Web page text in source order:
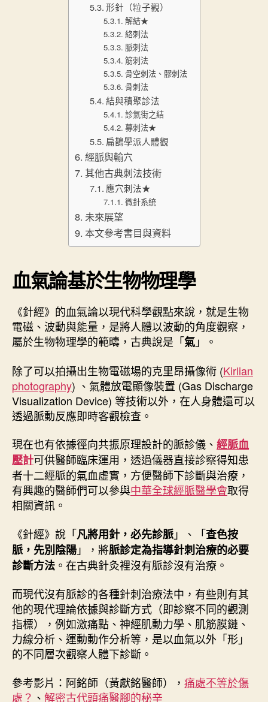
形針（粒子觀）
解結★
絡刺法
脈刺法
筋刺法
骨空刺法、髎刺法
骨刺法
結與積聚診法
診氣街之結
募刺法★
扁鵲學派人體觀
經脈與輸穴
其他古典刺法技術
應穴刺法★
微針系統
未來展望
本文參考書目與資料
血氣論基於生物物理學
《針經》的血氣論以現代科學觀點來說，就是生物
電磁、波動與能量，是將人體以波動的角度觀察，
屬於生物物理學的範疇，古典說是「氣」。
除了可以拍攝出生物電磁場的克里昂攝像術 (Kirlian
photography) 、氣體放電顯像裝置 (Gas Discharge
Visualization Device) 等技術以外，在人身體還可以
透過脈動反應即時客觀檢查。
現在也有依據徑向共振原理設計的脈診儀、 經脈血
壓計可供醫師臨床運用，透過儀器直接診察得知患
者十二經脈的氣血虛實，方便醫師下診斷與治療，
有興趣的醫師們可以參與中華全球經脈醫學會取得
相關資訊。
《針經》說「凡將用針，必先診脈」、「查色按
脈，先別陰陽」，將脈診定為指導針刺治療的必要
診斷方法 。在古典針灸裡沒有脈診沒有治療。
而現代沒有脈診的各種針刺治療法中，有些則有其
他的現代理論依據與診斷方式（即診察不同的觀測
指標），例如激痛點、神經肌動力學、肌筋膜鏈、
力線分析、運動動作分析等，是以血氣以外「形」
的不同層次觀察人體下診斷。
參考影片：阿銘師（黃獻銘醫師）， 痛處不等於傷
處？ 、 解密古代頭痛醫腳的秘辛